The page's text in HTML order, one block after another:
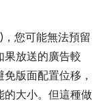
您可能無法預留
果放送的廣告較
版面配置位移，
的大小。但這種做